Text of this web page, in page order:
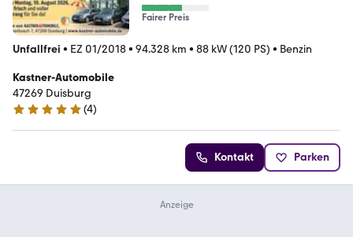
Fairer Preis
Unfallfrei • EZ 01/2018• 94.328 km • 88 kW (120 PS) • Benzin
Kastner-Automobile
47269 Duisburg
5 Sterne
(4)
Kontakt Parken